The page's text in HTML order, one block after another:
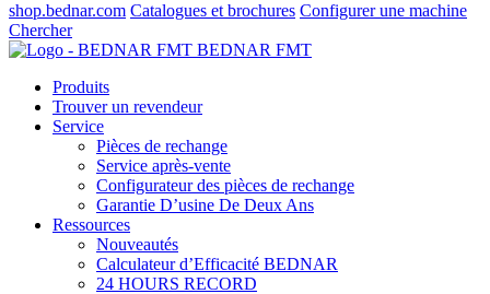
shop.bednar.com Catalogues et brochures Configurer une machine
Chercher
BEDNAR FMT
Produits
Trouver un revendeur
Service
Pièces de rechange
Service après-vente
Configurateur des pièces de rechange
Garantie D’usine De Deux Ans
Ressources
Nouveautés
Calculateur d’Efficacité BEDNAR
24 HOURS RECORD